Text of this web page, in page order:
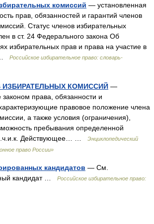
комиссий — установленная
прав, обязанностей и гарантий членов
Статус членов избирательных
в ст. 24 Федерального закона Об
избирательных прав и права на участие в
Российское избирательное право: словарь-
ИЗБИРАТЕЛЬНЫХ КОМИССИЙ —
права, обязанности и
правовое положение члена
а также условия (ограничения),
пребывания определенной
Действующее… …
Энциклопедический
право России»
кандидатов — См.
кандидат …
Российское избирательное право: